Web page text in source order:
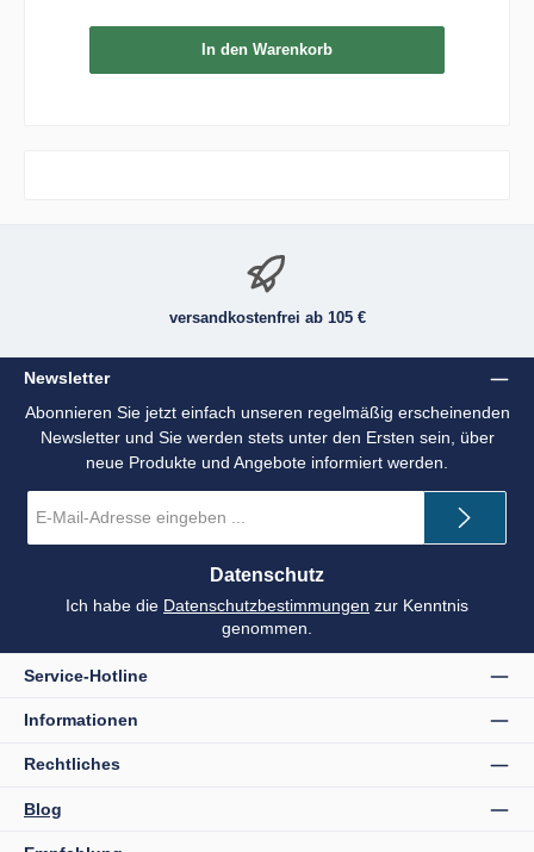
In den Warenkorb
versandkostenfrei ab 105 €
Newsletter
Abonnieren Sie jetzt einfach unseren regelmäßig erscheinenden
Newsletter und Sie werden stets unter den Ersten sein, über
neue Produkte und Angebote informiert werden.
Mail-
*
Datenschutz
Ich habe die Datenschutzbestimmungen zur Kenntnis
genommen.
Service-Hotline
Informationen
Rechtliches
Blog